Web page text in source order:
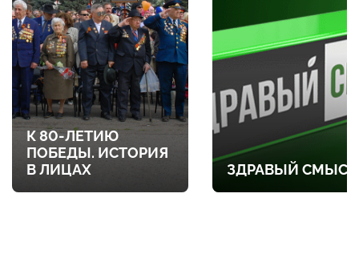
К 80-ЛЕТИЮ
ПОБЕДЫ. ИСТОРИЯ
В ЛИЦАХ
ЗДРАВЫЙ СМЫСЛ